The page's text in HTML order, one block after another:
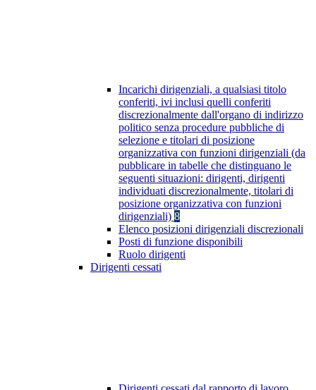
Incarichi dirigenziali, a qualsiasi titolo
conferiti, ivi inclusi quelli conferiti
discrezionalmente dall'organo di indirizzo
politico senza procedure pubbliche di
selezione e titolari di posizione
organizzativa con funzioni dirigenziali (da
pubblicare in tabelle che distinguano le
seguenti situazioni: dirigenti, dirigenti
individuati discrezionalmente, titolari di
posizione organizzativa con funzioni
dirigenziali) 8
Elenco posizioni dirigenziali discrezionali
Posti di funzione disponibili
Ruolo dirigenti
Dirigenti cessati